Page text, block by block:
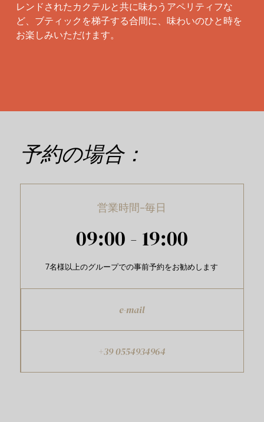
レンドされたカクテルと共に味わうアペリティフな
ど、ブティックを梯子する合間に、味わいのひと時を
お楽しみいただけます。
予約の場合：
営業時間-毎日
09:00 - 19:00
7名様以上のグループでの事前予約をお勧めします
e-mail
+39 0554934964